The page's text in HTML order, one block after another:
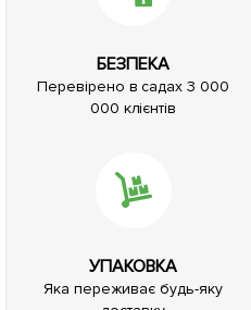
БЕЗПЕКА
Перевірено в садах 3 000
000 клієнтів
УПАКОВКА
Яка переживає будь-яку